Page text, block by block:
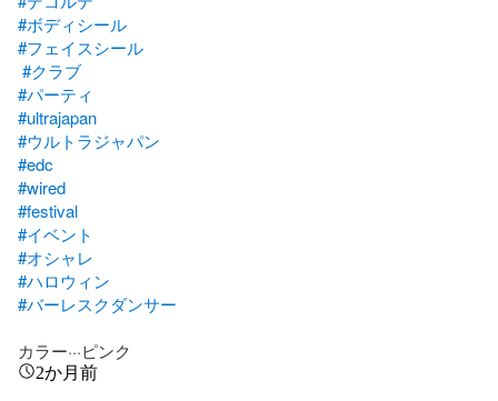
#ボディシール
#フェイスシール
#クラブ
#パーティ
#ultrajapan
#ウルトラジャパン
#edc
#wired
#festival
#イベント
#オシャレ
#ハロウィン
#バーレスクダンサー
カラー···ピンク
2か月前